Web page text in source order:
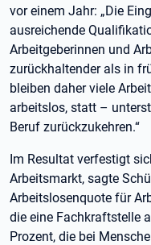
vor einem Jahr: „Die
ausreichende
Arbeitgeberinnen und
zurückhaltender als in
bleiben daher viele
arbeitslos, statt –
Beruf zurückzukehren.“
Im Resultat verfestigt
Arbeitsmarkt, sagte
Arbeitslosenquote für
die eine Fachkraftstelle
Prozent, die bei